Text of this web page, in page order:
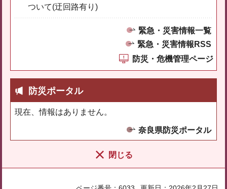
ついて(迂回路有り)
緊急・災害情報一覧
緊急・災害情報RSS
防災・危機管理ページ
防災ポータル
現在、情報はありません。
奈良県防災ポータル
閉じる